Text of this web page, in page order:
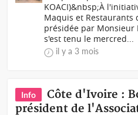
KOACI)&nbsp;À
Maquis et Restaurants
présidée par Monsieur
s'est tenu le mercred...
il y a 3 mois
Info
Côte d'Ivoire :
président de